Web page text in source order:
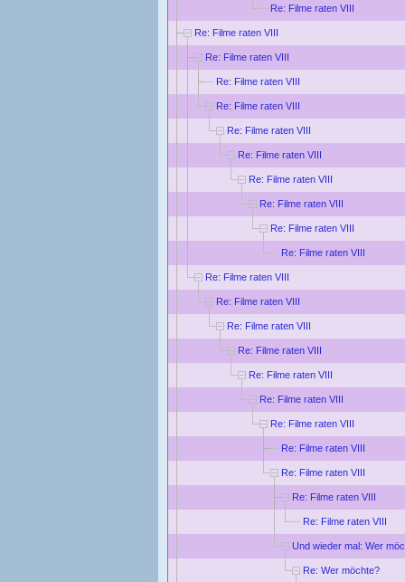
Re: Filme raten VIII
Re: Filme raten VIII
Re: Filme raten VIII
Re: Filme raten VIII
Re: Filme raten VIII
Re: Filme raten VIII
Re: Filme raten VIII
Re: Filme raten VIII
Re: Filme raten VIII
Re: Filme raten VIII
Re: Filme raten VIII
Re: Filme raten VIII
Re: Filme raten VIII
Re: Filme raten VIII
Re: Filme raten VIII
Re: Filme raten VIII
Re: Filme raten VIII
Re: Filme raten VIII
Re: Filme raten VIII
Re: Filme raten VIII
Re: Filme raten VIII
Re: Filme raten VIII
Und wieder mal: Wer
Re: Wer möchte?